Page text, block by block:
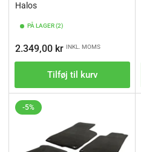
Halos
PÅ LAGER (2)
Vejl.pris
2.349,00 kr INKL. MOMS
Tilføj til kurv
-5%